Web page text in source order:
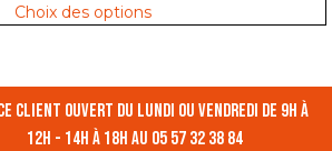
Choix des options
client ouvert du lundi ou vendredi de 9h à
12h - 14h à 18h au 05 57 32 38 84